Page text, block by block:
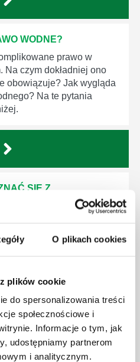
O plikach cookies
plików cookie
do spersonalizowania treści
społecznościowe i
Informacje o tym, jak
udostępniamy partnerom
i analitycznym.
WODNE?
prawo w
Na czym dokładniej ono
obowiązuje? Jak wygląda
Na te pytania
SIĘ Z
WYROBÓW
jest coraz więcej reguł,
poszczególne
zasad, których
jakości
klientów.